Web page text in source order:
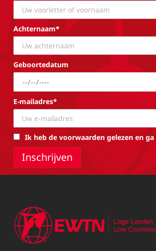
Achternaam*
Geboortedatum
E-mailadres*
Ik heb de voorwaarden gelezen en